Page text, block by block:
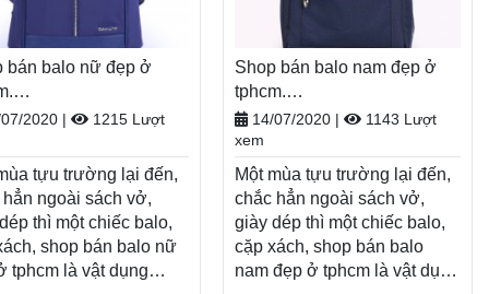
bán balo nữ đẹp ở
TÚI XÁCH–VALI ĐẸP
2020 |
1215 Lượt
tựu trường lại đến,
ngoài sách vở,
thì một chiếc balo,
shop bán balo nữ
tphcm là vật dụng
Shop bán balo nam đẹp ở
tphcm.
Balodep.shop|CHUYÊN
BALO-TÚI XÁCH–VALI ĐẸP
14/07/2020 |
1143 Lượt
xem
Một mùa tựu trường lại đến,
chắc hẳn ngoài sách vở,
giày dép thì một chiếc balo,
cặp xách, shop bán balo
nam đẹp ở tphcm là vật dụng